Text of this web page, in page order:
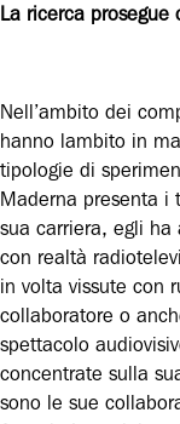
La ricerca prosegue
Nell’ambito dei
hanno lambito in
tipologie di
Maderna presenta i
sua carriera, egli
con realtà
in volta vissute con
collaboratore o
spettacolo
concentrate sulla
sono le sue